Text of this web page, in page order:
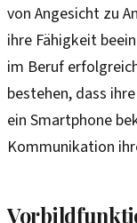
von Angesicht zu
ihre Fähigkeit
im Beruf
bestehen, dass
ein Smartphone
Kommunikation